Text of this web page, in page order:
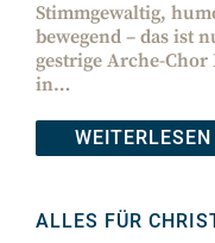
Stimmgewaltig,
bewegend – das ist
gestrige Arche-
in…
ALLES FÜR